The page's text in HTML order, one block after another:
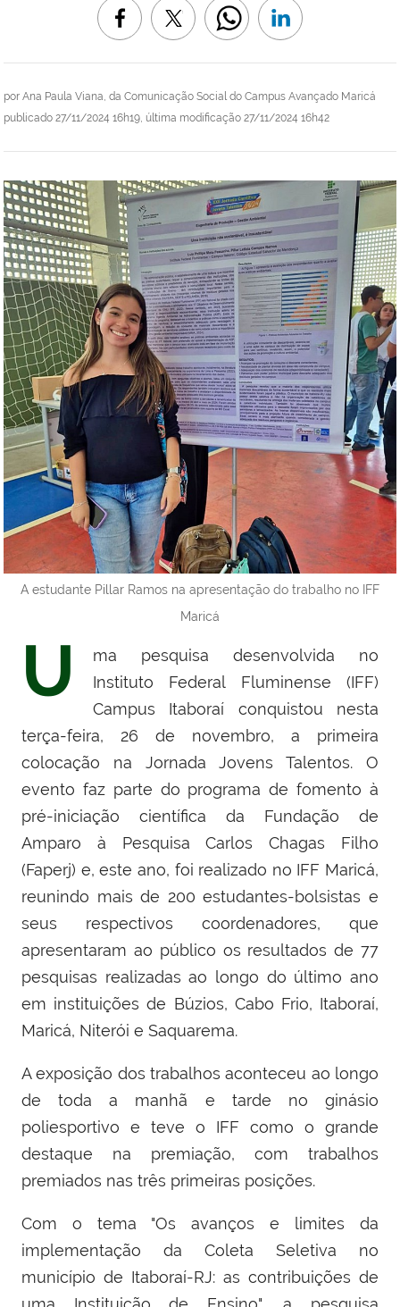
por Ana Paula Viana, da Comunicação Social do Campus Avançado Maricá
publicado 27/11/2024 16h19, última modificação 27/11/2024 16h42
A estudante Pillar Ramos na apresentação do trabalho no IFF
Maricá
U
ma pesquisa desenvolvida no
Instituto Federal Fluminense (IFF)
Campus Itaboraí conquistou nesta
terça-feira, 26 de novembro, a primeira
colocação na Jornada Jovens Talentos. O
evento faz parte do programa de fomento à
pré-iniciação científica da Fundação de
Amparo à Pesquisa Carlos Chagas Filho
(Faperj) e, este ano, foi realizado no IFF Maricá,
reunindo mais de 200 estudantes-bolsistas e
seus respectivos coordenadores, que
apresentaram ao público os resultados de 77
pesquisas realizadas ao longo do último ano
em instituições de Búzios, Cabo Frio, Itaboraí,
Maricá, Niterói e Saquarema.
A exposição dos trabalhos aconteceu ao longo
de toda a manhã e tarde no ginásio
poliesportivo e teve o IFF como o grande
destaque na premiação, com trabalhos
premiados nas três primeiras posições.
Com o tema "Os avanços e limites da
implementação da Coleta Seletiva no
município de Itaboraí-RJ: as contribuições de